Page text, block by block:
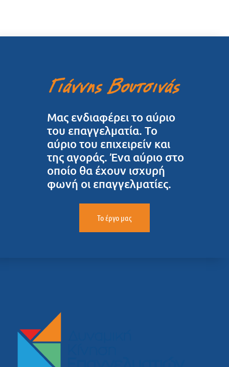
Μας ενδιαφέρει το αύριο
του επαγγελματία. Το
αύριο του επιχειρείν και
της αγοράς. Ένα αύριο στο
οποίο θα έχουν ισχυρή
φωνή οι επαγγελματίες.
Το έργο μας